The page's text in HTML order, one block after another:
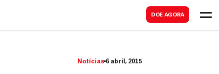
DOE AGORA
Notícias 6 abril, 2015
a